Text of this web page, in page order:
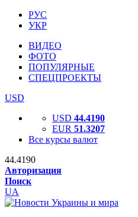
РУС
УКР
ВИДЕО
ФОТО
ПОПУЛЯРНЫЕ
СПЕЦПРОЕКТЫ
USD
USD 44.4190
EUR 51.3207
Все курсы валют
44.4190
Авторизация
Поиск
UA